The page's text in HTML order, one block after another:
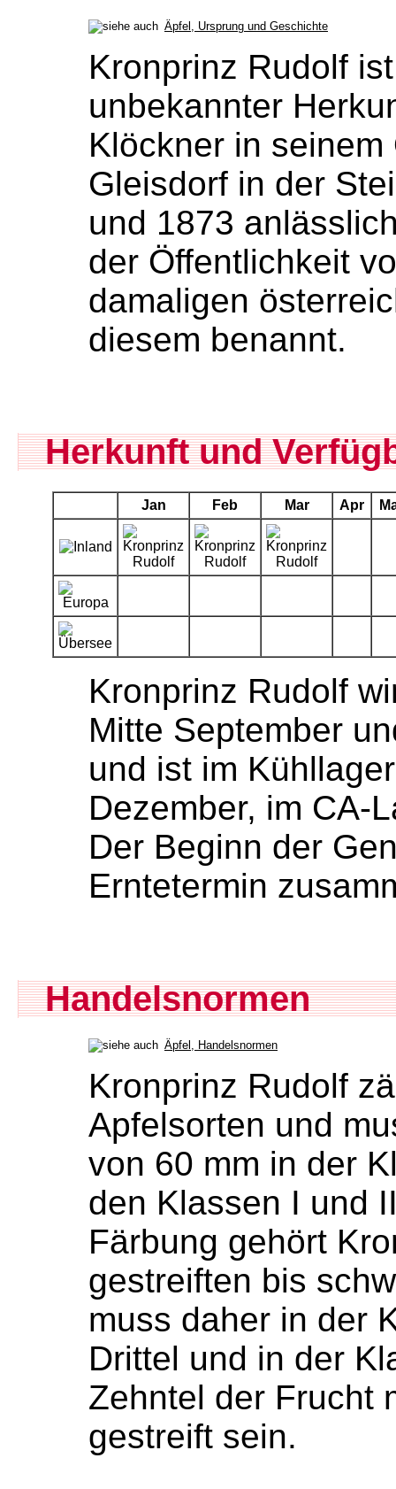
Äpfel, Ursprung und Geschichte
Kronprinz Rudolf
unbekannter
Klöckner in
Gleisdorf in der
und 1873
der Öffentlichkeit
damaligen
diesem benannt.
Herkunft und
Jan Feb Mar Apr
Kronprinz Rudolf
Mitte September
und ist im
Dezember, im CA-
Der Beginn der
Erntetermin
Handelsnormen
Äpfel, Handelsnormen
Kronprinz Rudolf
Apfelsorten und
von 60 mm in der
den Klassen I und
Färbung gehört
gestreiften bis
muss daher in der
Drittel und in der
Zehntel der Frucht
gestreift sein.